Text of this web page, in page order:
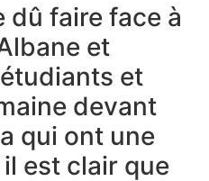
dû faire​ face à
et
et
devant
qui ont une
est clair que